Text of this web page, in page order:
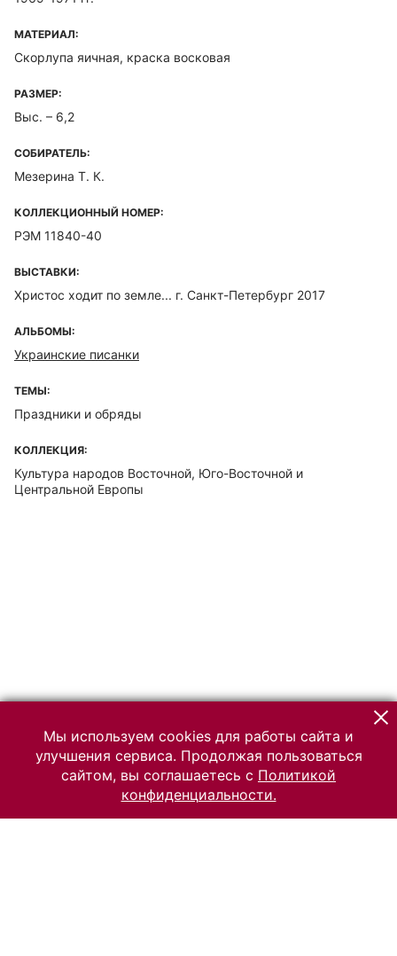
МАТЕРИАЛ:
Скорлупа яичная, краска восковая
РАЗМЕР:
Выс. – 6,2
СОБИРАТЕЛЬ:
Мезерина Т. К.
КОЛЛЕКЦИОННЫЙ НОМЕР:
РЭМ 11840-40
ВЫСТАВКИ:
Христос ходит по земле... г. Санкт-Петербург 2017
АЛЬБОМЫ:
Украинские писанки
ТЕМЫ:
Праздники и обряды
КОЛЛЕКЦИЯ:
Культура народов Восточной, Юго-Восточной и
Центральной Европы
Мы используем cookies для работы сайта и
улучшения сервиса. Продолжая пользоваться
сайтом, вы соглашаетесь с Политикой
конфиденциальности.